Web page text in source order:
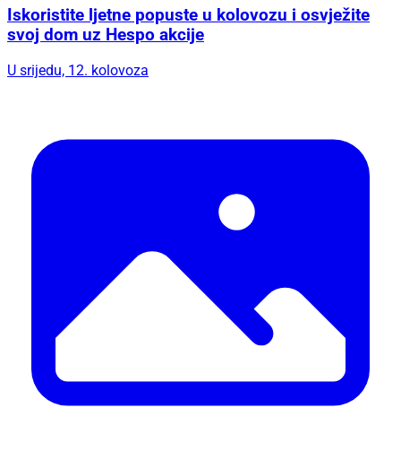
Iskoristite ljetne popuste u kolovozu i osvježite
svoj dom uz Hespo akcije
U srijedu, 12. kolovoza